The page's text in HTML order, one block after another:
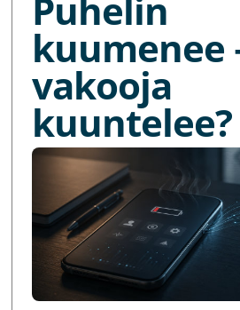
Puhelin
kuumenee
vakooja
kuuntelee?